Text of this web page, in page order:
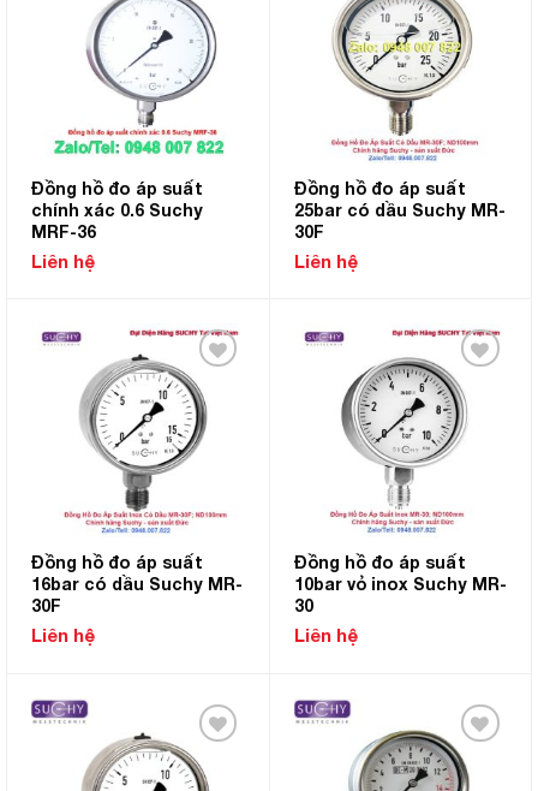
Add to
Wishlist
Đồng hồ đo áp suất
chính xác 0.6 Suchy
MRF-36
Liên hệ
Add to
Wishlist
Đồng hồ đo áp suất
25bar có dầu Suchy MR-
30F
Liên hệ
Add to
Wishlist
Đồng hồ đo áp suất
16bar có dầu Suchy MR-
30F
Liên hệ
Add to
Wishlist
Đồng hồ đo áp suất
10bar vỏ inox Suchy MR-
30
Liên hệ
Add to
Wishlist
Add to
Wishlist